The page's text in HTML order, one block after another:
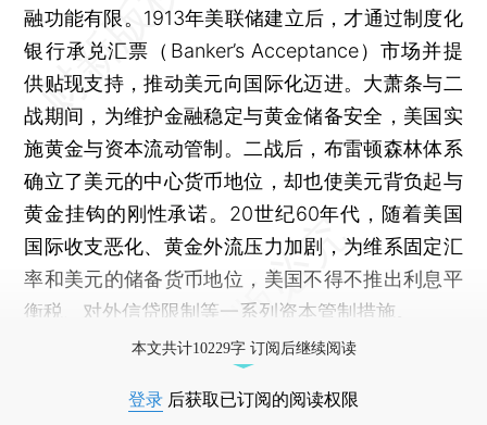
融功能有限。1913年美联储建立后，才通过制度化
银行承兑汇票（Banker’s Acceptance）市场并提
供贴现支持，推动美元向国际化迈进。大萧条与二
战期间，为维护金融稳定与黄金储备安全，美国实
施黄金与资本流动管制。二战后，布雷顿森林体系
确立了美元的中心货币地位，却也使美元背负起与
黄金挂钩的刚性承诺。20世纪60年代，随着美国
国际收支恶化、黄金外流压力加剧，为维系固定汇
率和美元的储备货币地位，美国不得不推出利息平
衡税、对外信贷限制等一系列资本管制措施。
本文共计10229字 订阅后继续阅读
登录 后获取已订阅的阅读权限